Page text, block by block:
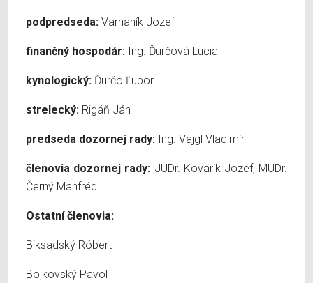
podpredseda: Varhaník Jozef
finančný hospodár: Ing. Ďurčová Lucia
kynologický: Ďurčo Ľubor
strelecký: Rigáň Ján
predseda dozornej rady: Ing. Vajgl Vladimír
členovia dozornej rady: JUDr. Kovarik Jozef, MUDr.
Černý Manfréd.
Ostatní členovia:
Biksadský Róbert
Bojkovský Pavol